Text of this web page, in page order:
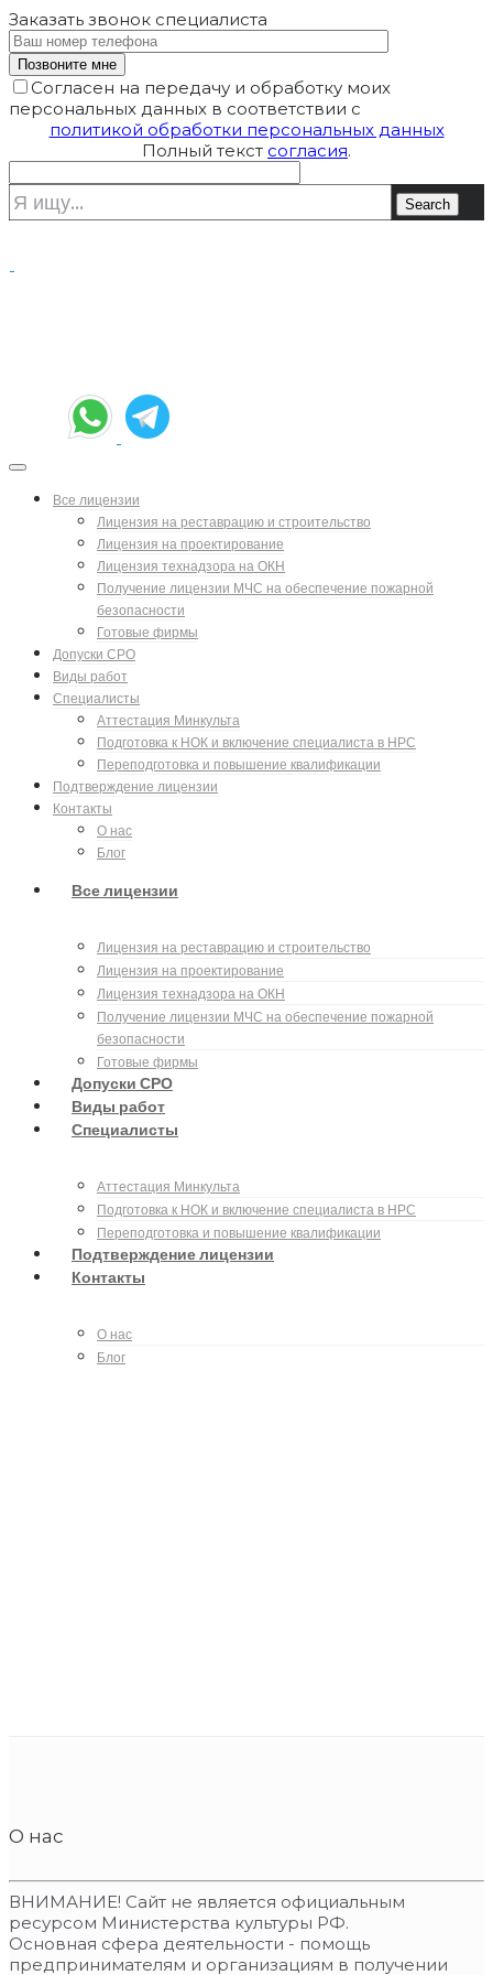
Заказать звонок специалиста
Согласен на передачу и обработку моих
персональных данных в соответствии с
политикой обработки персональных данных
Полный текст согласия.
Все лицензии
Лицензия на реставрацию и строительство
Лицензия на проектирование
Лицензия технадзора на ОКН
Получение лицензии МЧС на обеспечение пожарной
безопасности
Готовые фирмы
Допуски СРО
Виды работ
Специалисты
Аттестация Минкульта
Подготовка к НОК и включение специалиста в НРС
Переподготовка и повышение квалификации
Подтверждение лицензии
Контакты
О нас
Блог
Все лицензии
Лицензия на реставрацию и строительство
Лицензия на проектирование
Лицензия технадзора на ОКН
Получение лицензии МЧС на обеспечение пожарной
безопасности
Готовые фирмы
Допуски СРО
Виды работ
Специалисты
Аттестация Минкульта
Подготовка к НОК и включение специалиста в НРС
Переподготовка и повышение квалификации
Подтверждение лицензии
Контакты
О нас
Блог
О нас
ВНИМАНИЕ! Сайт не является официальным
ресурсом Министерства культуры РФ.
Основная сфера деятельности - помощь
предпринимателям и организациям в получении